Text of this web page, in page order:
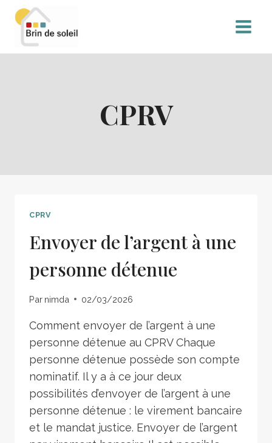
CPRV
CPRV
Envoyer de l’argent à une
personne détenue
Par nimda 02/03/2026
Comment envoyer de l’argent à une
personne détenue au CPRV Chaque
personne détenue possède son compte
nominatif. Il y a à ce jour deux
possibilités d’envoyer de l’argent à une
personne détenue : le virement bancaire
et le mandat justice. Envoyer de l’argent